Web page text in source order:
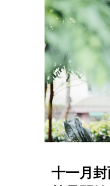
十一月